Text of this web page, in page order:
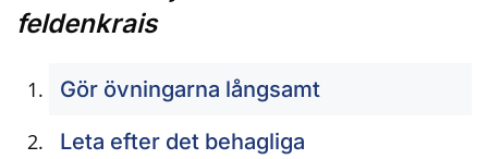
feldenkrais
Gör övningarna långsamt
Leta efter det behagliga